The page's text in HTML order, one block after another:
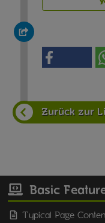
Zurück zur
Basic
Typical Page